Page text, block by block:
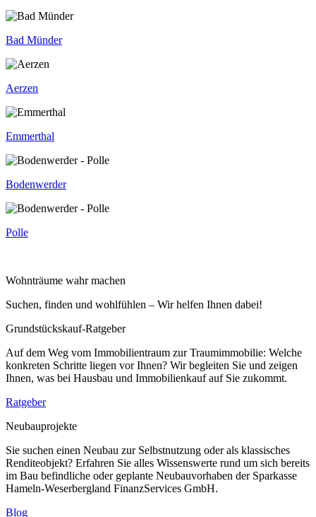
Bad Münder
Aerzen
Emmerthal
Bodenwerder
Polle
Wohnträume wahr machen
Suchen, finden und wohlfühlen – Wir helfen Ihnen dabei!
Grundstückskauf-Ratgeber
Auf dem Weg vom Immobilientraum zur Traumimmobilie: Welche
konkreten Schritte liegen vor Ihnen? Wir begleiten Sie und zeigen
Ihnen, was bei Hausbau und Immobilienkauf auf Sie zukommt.
Ratgeber
Neubauprojekte
Sie suchen einen Neubau zur Selbstnutzung oder als klassisches
Renditeobjekt? Erfahren Sie alles Wissenswerte rund um sich bereits
im Bau befindliche oder geplante Neubauvorhaben der Sparkasse
Hameln-Weserbergland FinanzServices GmbH.
Blog